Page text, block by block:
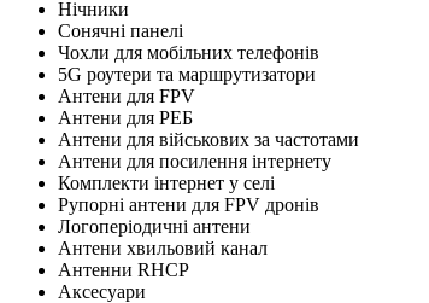
Нічники
Сонячні панелі
Чохли для мобільних телефонів
5G роутери та маршрутизатори
Антени для FPV
Антени для РЕБ
Антени для військових за частотами
Антени для посилення інтернету
Комплекти інтернет у селі
Рупорні антени для FPV дронів
Логоперіодичні антени
Антени хвильовий канал
Антенни RHCP
Аксесуари